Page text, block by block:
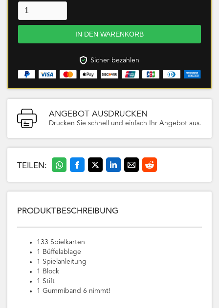
Sicher bezahlen
ANGEBOT AUSDRUCKEN
Drucken Sie schnell und einfach Ihr Angebot aus.
TEILEN:
PRODUKTBESCHREIBUNG
133 Spielkarten
1 Büffelablage
1 Spielanleitung
1 Block
1 Stift
1 Gummiband 6 nimmt!